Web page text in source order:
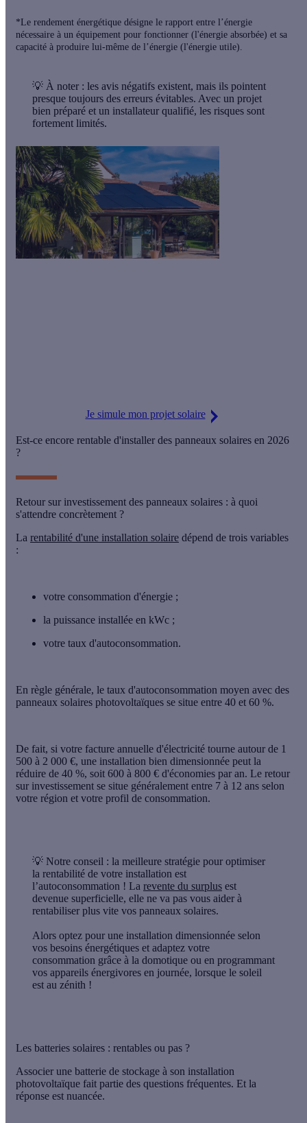
*Le rendement énergétique désigne le rapport entre l’énergie
nécessaire à un équipement pour fonctionner (l'énergie absorbée) et sa
capacité à produire lui-même de l’énergie (l'énergie utile).
💡 À noter : les avis négatifs existent, mais ils pointent
presque toujours des erreurs évitables. Avec un projet
bien préparé et un installateur qualifié, les risques sont
fortement limités.
Je simule mon projet solaire
Est-ce encore rentable d'installer des panneaux solaires en 2026
?
Retour sur investissement des panneaux solaires : à quoi
s'attendre concrètement ?
La rentabilité d'une installation solaire dépend de trois variables
:
votre consommation d'énergie ;
la puissance installée en kWc ;
votre taux d'autoconsommation.
En règle générale, le taux d'autoconsommation moyen avec des
panneaux solaires photovoltaïques se situe entre 40 et 60 %.
De fait, si votre facture annuelle d'électricité tourne autour de 1
500 à 2 000 €, une installation bien dimensionnée peut la
réduire de 40 %, soit 600 à 800 € d'économies par an. Le retour
sur investissement se situe généralement entre 7 à 12 ans selon
votre région et votre profil de consommation.
💡 Notre conseil : la meilleure stratégie pour optimiser
la rentabilité de votre installation est
l’autoconsommation ! La revente du surplus est
devenue superficielle, elle ne va pas vous aider à
rentabiliser plus vite vos panneaux solaires.
Alors optez pour une installation dimensionnée selon
vos besoins énergétiques et adaptez votre
consommation grâce à la domotique ou en programmant
vos appareils énergivores en journée, lorsque le soleil
est au zénith !
Les batteries solaires : rentables ou pas ?
Associer une batterie de stockage à son installation
photovoltaïque fait partie des questions fréquentes. Et la
réponse est nuancée.